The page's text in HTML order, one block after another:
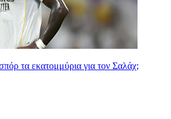
τα εκατομμύρια για τον Σαλάχ;